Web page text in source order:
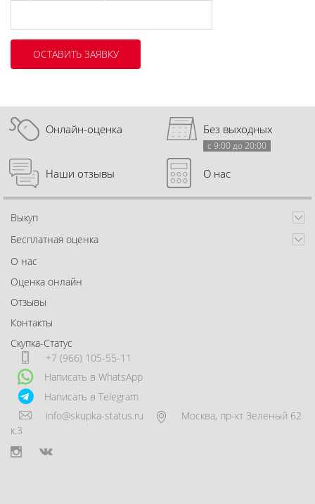
Онлайн-оценка Без выходных
с 9:00 до 20:00
Наши отзывы О нас
Выкуп
Бесплатная оценка
О нас
Оценка онлайн
Отзывы
Контакты
Скупка-Статус
+7 (966) 105-55-11
Написать в WhatsApp
Написать в Telegram
info@skupka-status.ru
Москва, пр-кт Зеленый 62
к.3